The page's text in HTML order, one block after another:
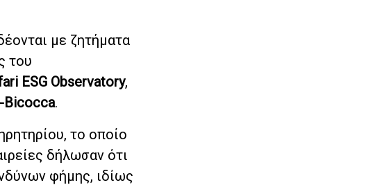
με ζητήματα
του
ESG Observatory,
Bicocca.
το οποίο
δήλωσαν ότι
φήμης, ιδίως